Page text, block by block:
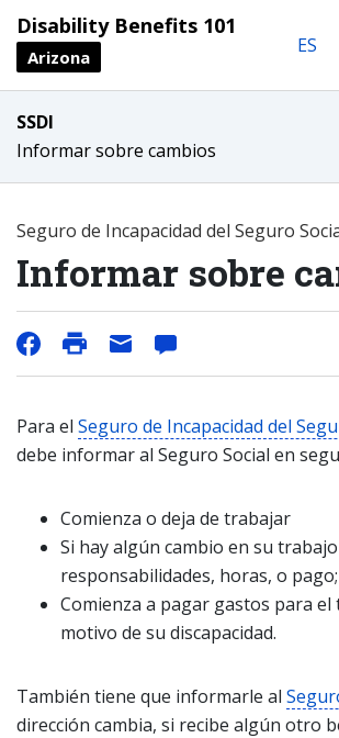
Disability Benefits 101
Arizona
SSDI
Informar sobre cambios
Seguro de Incapacidad del Seguro
Informar sobre
Para el Seguro de Incapacidad del
debe informar al Seguro Social en
Comienza o deja de trabajar
Si hay algún cambio en su
responsabilidades, horas, o
Comienza a pagar gastos para
motivo de su discapacidad.
También tiene que informarle al
dirección cambia, si recibe algún otro